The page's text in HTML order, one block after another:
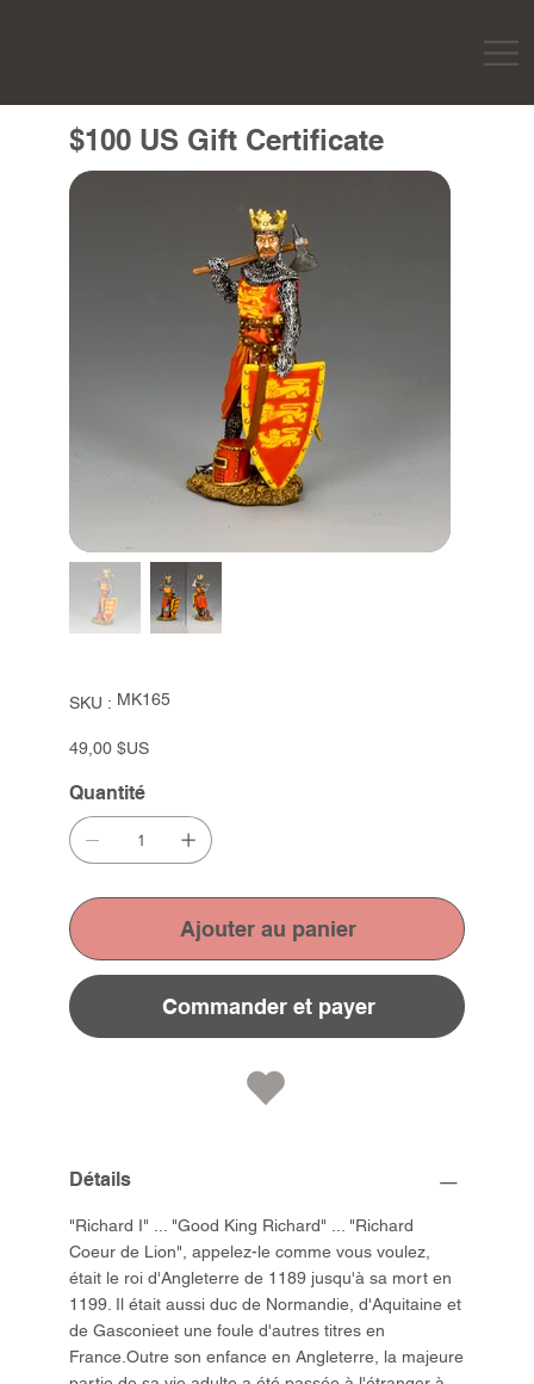
$100 US Gift Certificate
SKU : SKU
MK165
MK165
Prix
49,00 $US
Quantité
Ajouter au panier
Commander et payer
Détails
"Richard I" ... "Good King Richard" ... "Richard
Coeur de Lion", appelez-le comme vous voulez,
était le roi d'Angleterre de 1189 jusqu'à sa mort en
1199. Il était aussi duc de Normandie, d'Aquitaine et
de Gasconieet une foule d'autres titres en
France.Outre son enfance en Angleterre, la majeure